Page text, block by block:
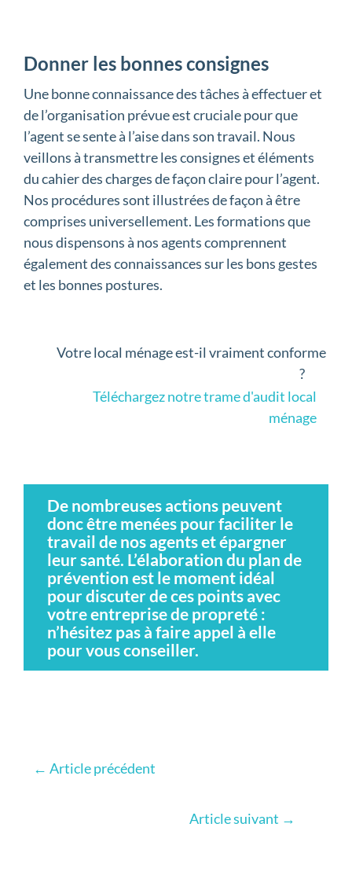
Donner les bonnes consignes
Une bonne connaissance des tâches à effectuer et
de l’organisation prévue est cruciale pour que
l’agent se sente à l’aise dans son travail. Nous
veillons à transmettre les consignes et éléments
du cahier des charges de façon claire pour l’agent.
Nos procédures sont illustrées de façon à être
comprises universellement. Les formations que
nous dispensons à nos agents comprennent
également des connaissances sur les bons gestes
et les bonnes postures.
Votre local ménage est-il vraiment conforme
?
Téléchargez notre trame d'audit local
ménage
De nombreuses actions peuvent
donc être menées pour faciliter le
travail de nos agents et épargner
leur santé. L’élaboration du plan de
prévention est le moment idéal
pour discuter de ces points avec
votre entreprise de propreté :
n’hésitez pas à faire appel à elle
pour vous conseiller.
← Article précédent
Article suivant →